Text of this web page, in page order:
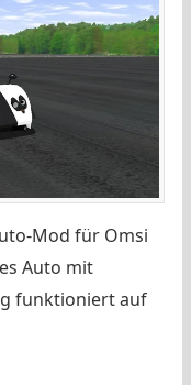
Mod für Omsi
Auto mit
funktioniert auf